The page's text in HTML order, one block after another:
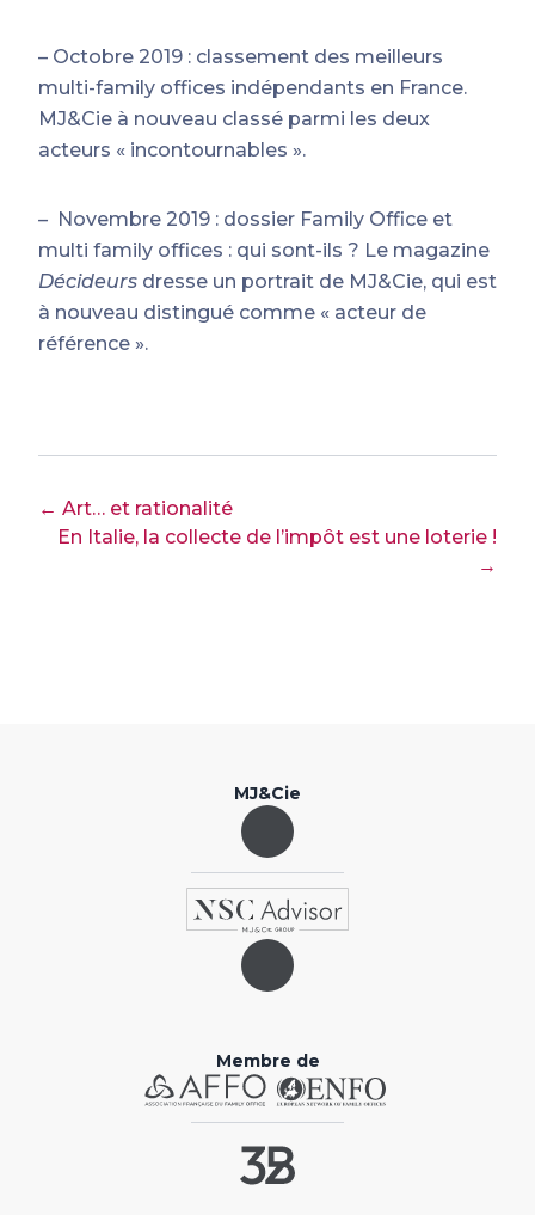
– Octobre 2019 : classement des meilleurs
multi-family offices indépendants en France.
MJ&Cie à nouveau classé parmi les deux
acteurs « incontournables ».
– Novembre 2019 : dossier Family Office et
multi family offices : qui sont-ils ? Le magazine
Décideurs dresse un portrait de MJ&Cie, qui est
à nouveau distingué comme « acteur de
référence ».
← Art… et rationalité
En Italie, la collecte de l’impôt est une loterie !
→
MJ&Cie
Membre de